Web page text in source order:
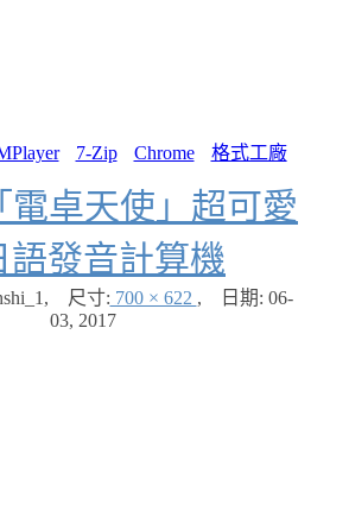
7-Zip Chrome 格式工廠
電卓天使」超可愛
語發音計算機
, 尺寸: 700 × 622 , 日期: 06-
03, 2017